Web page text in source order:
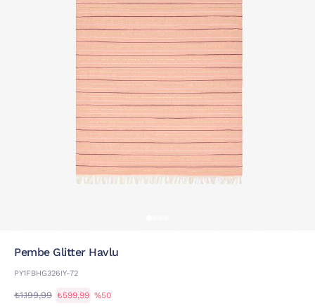
Pembe Glitter Havlu
PY1FBHG326IY-72
₺1.199,99 ₺599,99 %50